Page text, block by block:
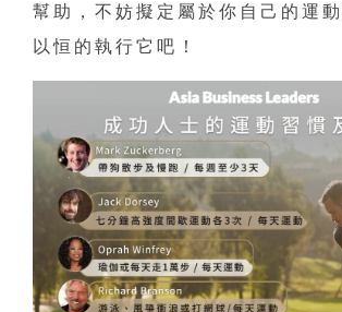
幫助，不妨擬定屬於你自己的運
以恒的執行它吧！